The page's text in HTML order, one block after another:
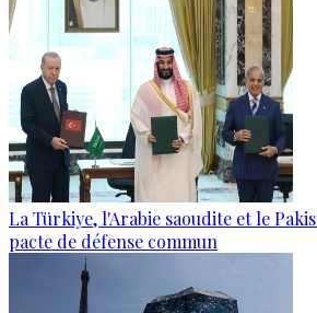
La Türkiye, l'Arabie saoudite et le
pacte de défense commun